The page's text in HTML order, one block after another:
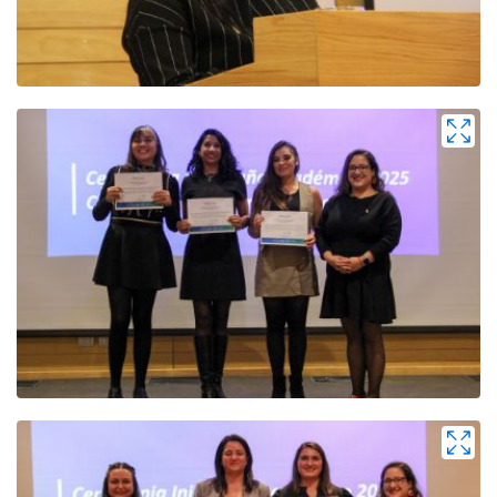
Zoom
Zoom